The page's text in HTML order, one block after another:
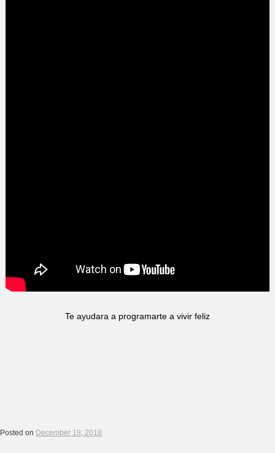
Te ayudara a programarte a vivir feliz
Posted on December 18, 2018